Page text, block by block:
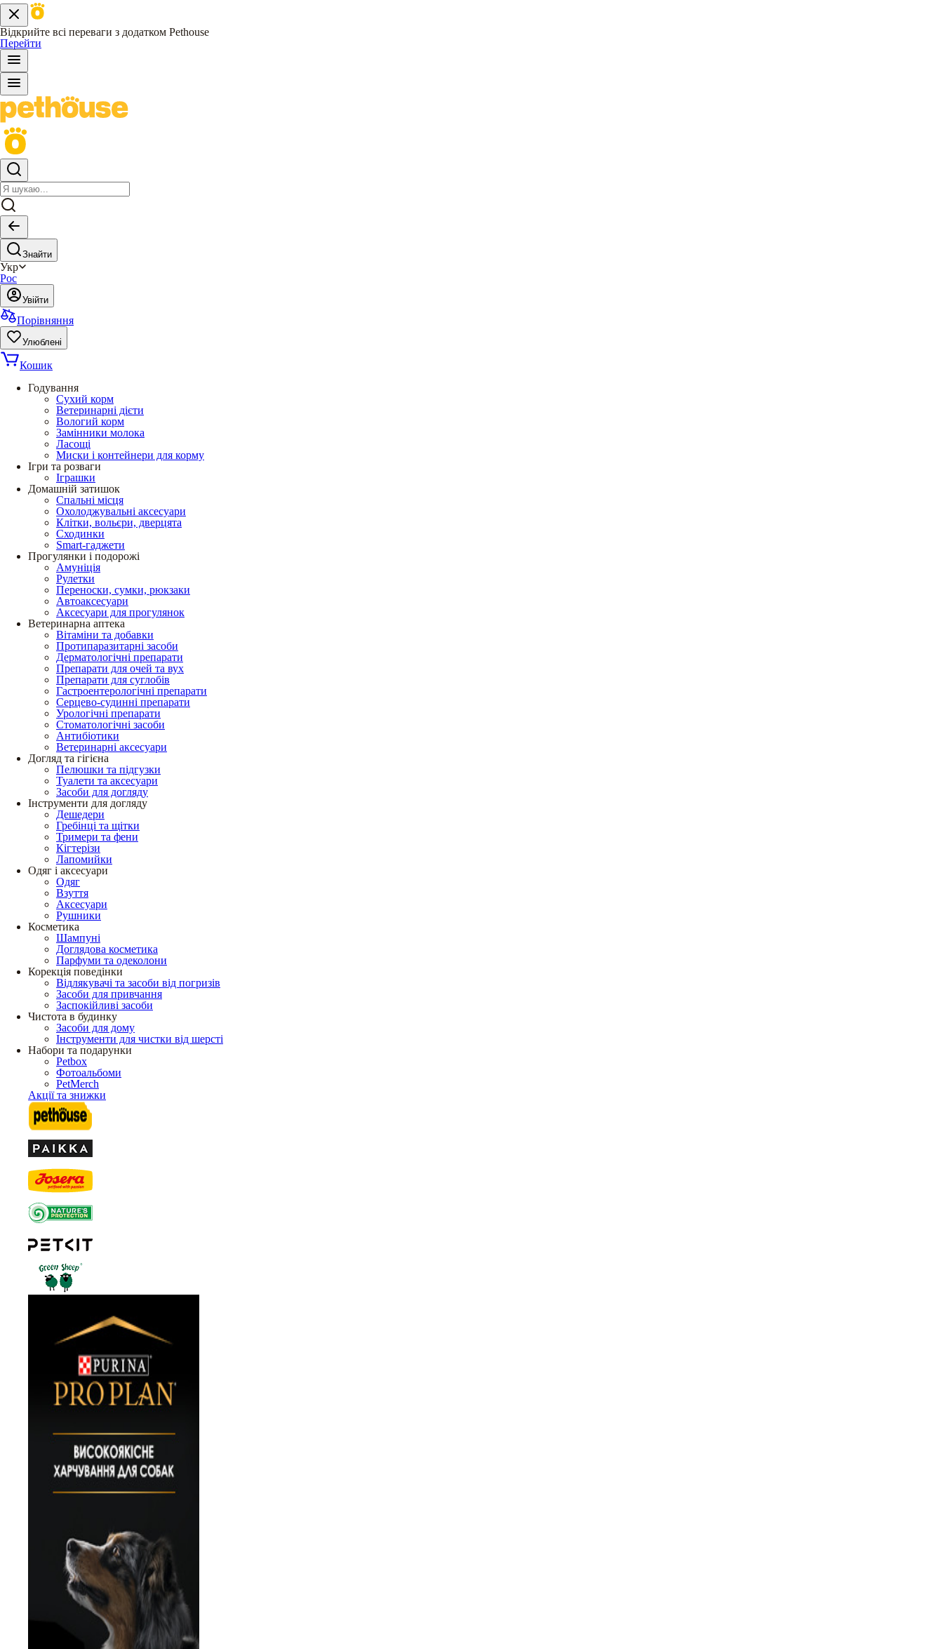
Відкрийте всі переваги з додатком Pethouse
Перейти
Знайти
Укр
Рос
Увійти
Порівняння
Улюблені
Кошик
Годування
Сухий корм
Ветеринарні дієти
Вологий корм
Замінники молока
Ласощі
Миски і контейнери для корму
Ігри та розваги
Іграшки
Домашній затишок
Спальні місця
Охолоджувальні аксесуари
Клітки, вольєри, дверцята
Сходинки
Smart-гаджети
Прогулянки і подорожі
Амуніція
Рулетки
Переноски, сумки, рюкзаки
Автоаксесуари
Аксесуари для прогулянок
Ветеринарна аптека
Вітаміни та добавки
Протипаразитарні засоби
Дерматологічні препарати
Препарати для очей та вух
Препарати для суглобів
Гастроентерологічні препарати
Серцево-судинні препарати
Урологічні препарати
Стоматологічні засоби
Антибіотики
Ветеринарні аксесуари
Догляд та гігієна
Пелюшки та підгузки
Туалети та аксесуари
Засоби для догляду
Інструменти для догляду
Дешедери
Гребінці та щітки
Тримери та фени
Кігтерізи
Лапомийки
Одяг і аксесуари
Одяг
Взуття
Аксесуари
Рушники
Косметика
Шампуні
Доглядова косметика
Парфуми та одеколони
Корекція поведінки
Відлякувачі та засоби від погризів
Засоби для привчання
Заспокійливі засоби
Чистота в будинку
Засоби для дому
Інструменти для чистки від шерсті
Набори та подарунки
Petbox
Фотоальбоми
PetMerch
Акції та знижки